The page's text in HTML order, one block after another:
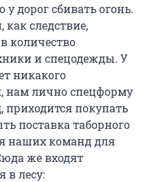
дорог сбивать огонь.
следствие,
количество
и спецодежды. У
никакого
нам лично спецформу
приходится покупать
поставка таборного
наших команд для
же входят
в лесу: